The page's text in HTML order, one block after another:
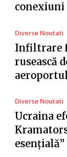
conexiuni
Diverse Noutati
Infiltrare
rusească
Diverse Noutati
Ucraina
esențială”